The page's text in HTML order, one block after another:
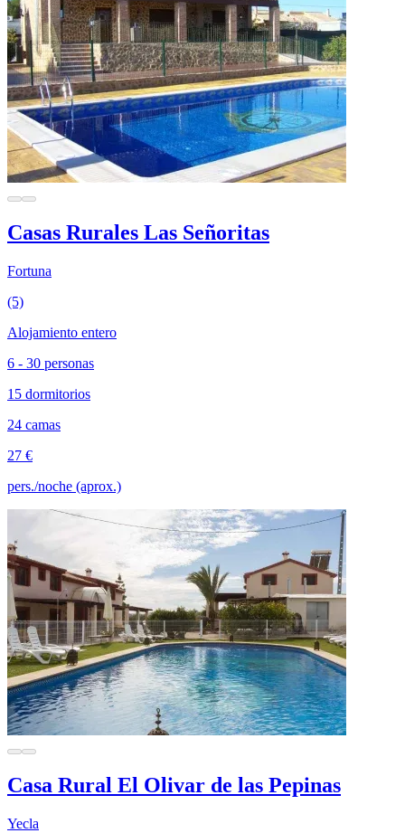
Casas Rurales Las Señoritas
Fortuna
(5)
Alojamiento entero
6 - 30 personas
15 dormitorios
24 camas
27 €
pers./noche (aprox.)
Casa Rural El Olivar de las Pepinas
Yecla